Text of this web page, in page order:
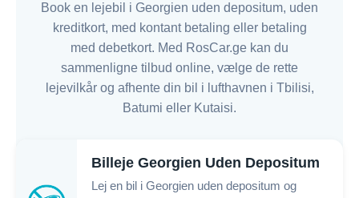
Book en lejebil i Georgien uden depositum, uden
kreditkort, med kontant betaling eller betaling
med debetkort. Med RosCar.ge kan du
sammenligne tilbud online, vælge de rette
lejevilkår og afhente din bil i lufthavnen i Tbilisi,
Batumi eller Kutaisi.
Billeje Georgien Uden Depositum
Lej en bil i Georgien uden depositum og